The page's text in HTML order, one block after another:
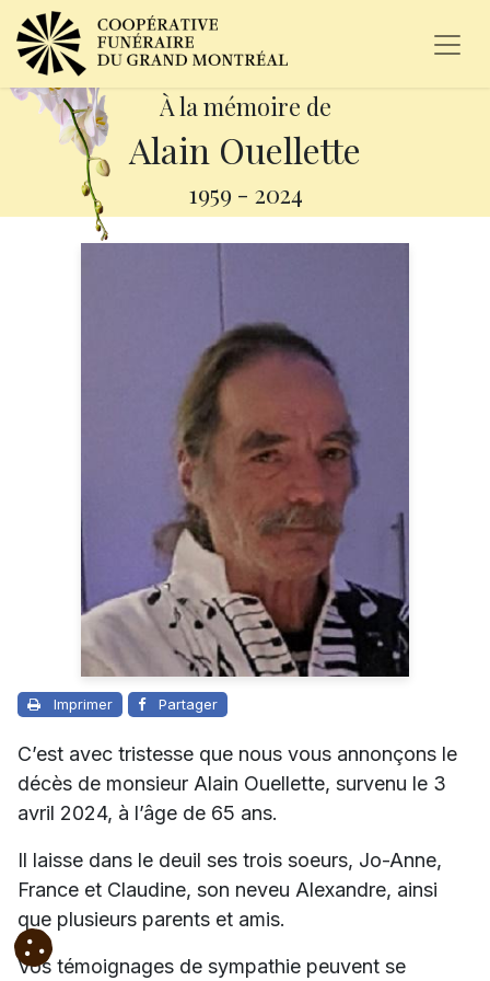
À la mémoire de
Alain Ouellette
1959 - 2024
Imprimer Partager
C’est avec tristesse que nous vous annonçons le
décès de monsieur Alain Ouellette, survenu le 3
avril 2024, à l’âge de 65 ans.
Il laisse dans le deuil ses trois soeurs, Jo-Anne,
France et Claudine, son neveu Alexandre, ainsi
que plusieurs parents et amis.
Vos témoignages de sympathie peuvent se